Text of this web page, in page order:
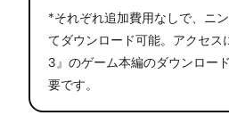
*それぞれ追加費用なしで、ニ
てダウンロード可能。アクセス
3』のゲーム本編のダウンロー
要です。